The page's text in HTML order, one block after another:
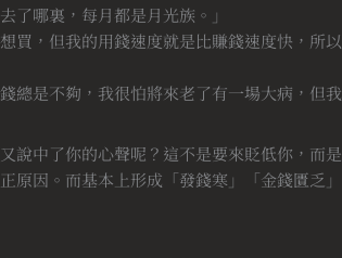
了哪裏，每月都是月光族。」
買，但我的用錢速度就是比賺錢速度快，所以
總是不夠，我很怕將來老了有一場大病，但我
說中了你的心聲呢？這不是要來貶低你，而是
原因。而基本上形成「發錢寒」「金錢匱乏」